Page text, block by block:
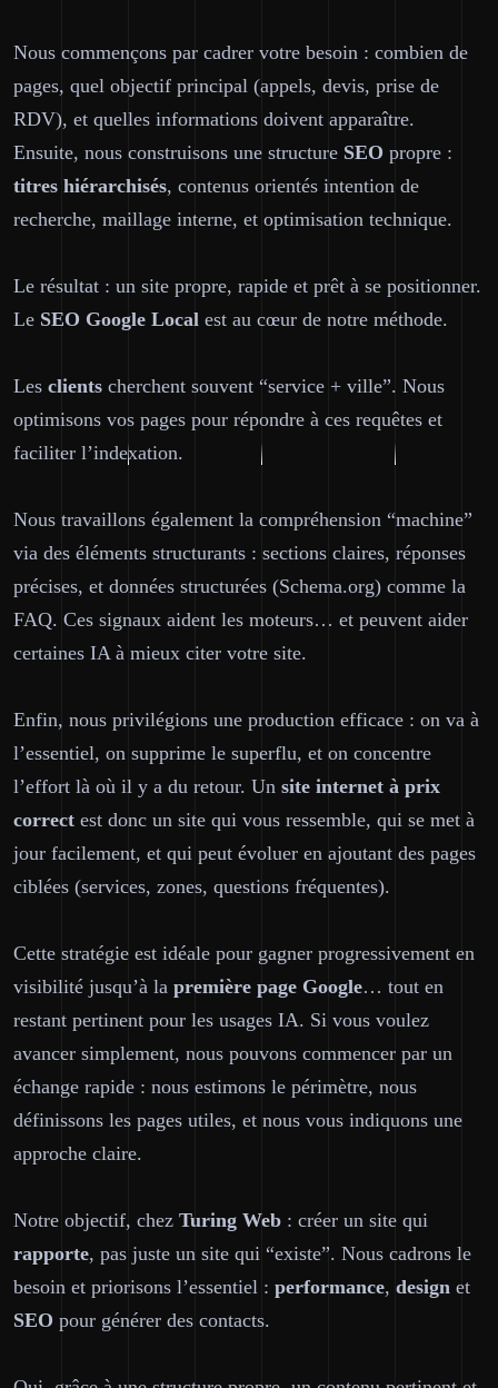
Nous commençons par cadrer votre besoin : combien de
pages, quel objectif principal (appels, devis, prise de
RDV), et quelles informations doivent apparaître.
Ensuite, nous construisons une structure SEO propre :
titres hiérarchisés, contenus orientés intention de
recherche, maillage interne, et optimisation technique.
Le résultat : un site propre, rapide et prêt à se positionner.
Le SEO Google Local est au cœur de notre méthode.
Les clients cherchent souvent “service + ville”. Nous
optimisons vos pages pour répondre à ces requêtes et
faciliter l’indexation.
Nous travaillons également la compréhension “machine”
via des éléments structurants : sections claires, réponses
précises, et données structurées (Schema.org) comme la
FAQ. Ces signaux aident les moteurs… et peuvent aider
certaines IA à mieux citer votre site.
Enfin, nous privilégions une production efficace : on va à
l’essentiel, on supprime le superflu, et on concentre
l’effort là où il y a du retour. Un site internet à prix
correct est donc un site qui vous ressemble, qui se met à
jour facilement, et qui peut évoluer en ajoutant des pages
ciblées (services, zones, questions fréquentes).
Cette stratégie est idéale pour gagner progressivement en
visibilité jusqu’à la première page Google… tout en
restant pertinent pour les usages IA. Si vous voulez
avancer simplement, nous pouvons commencer par un
échange rapide : nous estimons le périmètre, nous
définissons les pages utiles, et nous vous indiquons une
approche claire.
Notre objectif, chez Turing Web : créer un site qui
rapporte, pas juste un site qui “existe”. Nous cadrons le
besoin et priorisons l’essentiel : performance, design et
SEO pour générer des contacts.